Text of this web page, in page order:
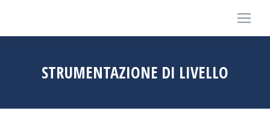
STRUMENTAZIONE DI LIVELLO